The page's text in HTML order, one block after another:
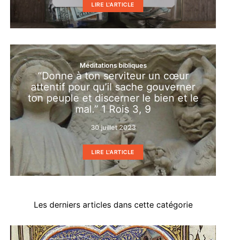
LIRE L'ARTICLE
Méditations bibliques
“Donne à ton serviteur un cœur
attentif pour qu’il sache gouverner
ton peuple et discerner le bien et le
mal.” 1 Rois 3, 9
30 juillet 2023
LIRE L'ARTICLE
Les derniers articles dans cette catégorie